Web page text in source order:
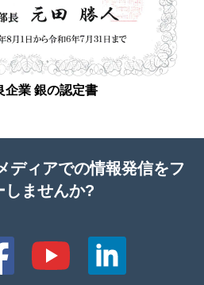
企業 銀の認定書
ディアでの情報発信をフ
しませんか?